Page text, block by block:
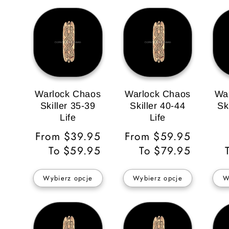
Warlock Chaos
Skiller 35-39
Life
Cena
regularna
From $39.95
To $59.95
Wybierz opcje
Warlock Chaos
Skiller 40-44
Life
Cena
regularna
From $59.95
To $79.95
Wybierz opcje